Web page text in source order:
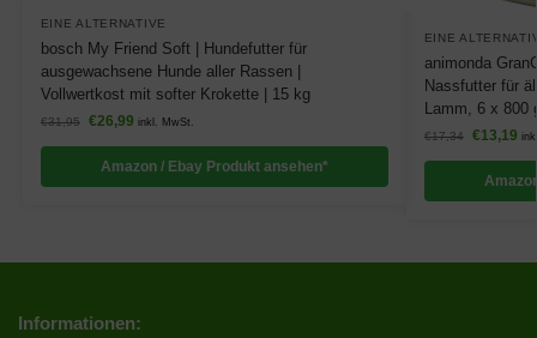
EINE ALTERNATIVE
bosch My Friend Soft | Hundefutter für
ausgewachsene Hunde aller Rassen |
Vollwertkost mit softer Krokette | 15 kg
€31,95 €26,99 inkl. MwSt.
Amazon / Ebay Produkt ansehen*
EINE
animonda
Nassfutter für
Lamm, 6 x 800
€17,34 €13,19
Informationen: